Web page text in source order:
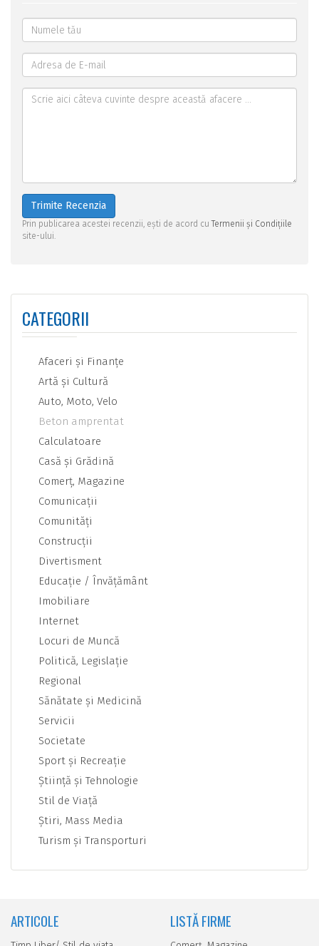
Trimite Recenzia
Prin publicarea acestei recenzii, ești de acord cuTermenii și Condițiile
site-ului.
CATEGORII
Afaceri şi Finanţe
Artă şi Cultură
Auto, Moto, Velo
Beton amprentat
Calculatoare
Casă şi Grădină
Comerţ, Magazine
Comunicaţii
Comunităţi
Construcţii
Divertisment
Educaţie / Învăţământ
Imobiliare
Internet
Locuri de Muncă
Politică, Legislaţie
Regional
Sănătate şi Medicină
Servicii
Societate
Sport şi Recreaţie
Ştiinţă şi Tehnologie
Stil de Viaţă
Ştiri, Mass Media
Turism şi Transporturi
ARTICOLE LISTĂ FIRME